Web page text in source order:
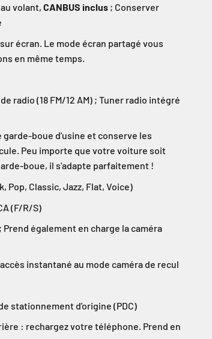
volant, CANBUS inclus ; Conserver
écran. Le mode écran partagé vous
en même temps.
radio (18 FM/12 AM) ; Tuner radio intégré
garde-boue d'usine et conserve les
Peu importe que votre voiture soit
boue, il s'adapte parfaitement !
Pop, Classic, Jazz, Flat, Voice)
(F/R/S)
; Prend également en charge la caméra
instantané au mode caméra de recul
stationnement d'origine (PDC)
: rechargez votre téléphone. Prend en